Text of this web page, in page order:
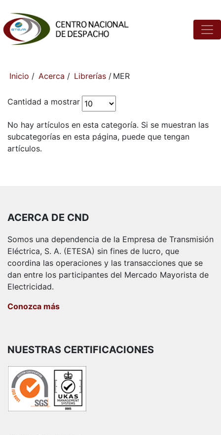
Inicio / Acerca / Librerías / MER
Cantidad a mostrar
No hay artículos en esta categoría. Si se muestran las
subcategorías en esta página, puede que tengan
artículos.
ACERCA DE CND
Somos una dependencia de la Empresa de Transmisión
Eléctrica, S. A. (ETESA) sin fines de lucro, que
coordina las operaciones y las transacciones que se
dan entre los participantes del Mercado Mayorista de
Electricidad.
Conozca más
NUESTRAS CERTIFICACIONES